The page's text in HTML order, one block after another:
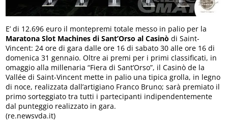
E’ di 12.696 euro il montepremi totale messo in palio per la
Maratona Slot Machines di Sant’Orso al Casinò di Saint-
Vincent: 24 ore di gara dalle ore 16 di sabato 30 alle ore 16 di
domenica 31 gennaio. Oltre ai premi per i primi classificati, in
omaggio alla millenaria “Fiera di Sant’Orso”, il Casinò de la
Vallée di Saint-Vincent mette in palio una tipica grolla, in legno
di noce, realizzata dall’artigiano Franco Bruno; sarà premiato il
primo sorteggiato tra tutti i partecipanti indipendentemente
dal punteggio realizzato in gara.
(re.newsvda.it)